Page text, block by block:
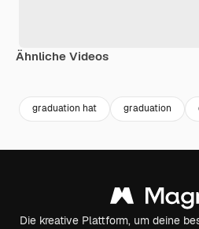
Ähnliche Videos
graduation hat graduation
Die kreative Plattform, um deine